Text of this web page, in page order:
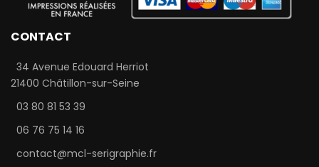
CONTACT
34 Avenue Edouard Herriot
21400 Châtillon-sur-Seine
03 80 81 53 39
06 76 75 14 16
contact@mcl-serigraphie.fr